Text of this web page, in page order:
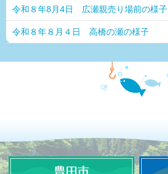
令和８年8月4日 広瀬親売り場前の様子
令和８年８月４日 高橋の瀬の様子